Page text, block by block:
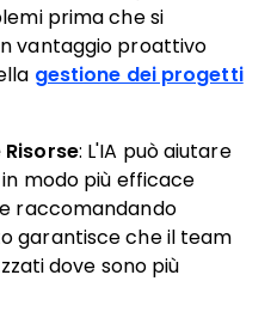
prima che si
vantaggio proattivo
gestione dei progetti
: L'IA può aiutare
modo più efficace
raccomandando
garantisce che il team
dove sono più